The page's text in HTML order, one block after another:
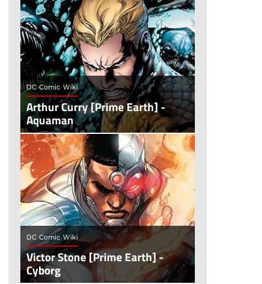
DC Comic Wiki
Arthur Curry [Prime Earth] -
Aquaman
DC Comic Wiki
Victor Stone [Prime Earth] -
Cyborg